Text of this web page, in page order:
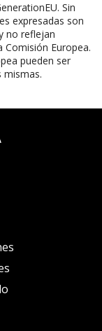
Sin
expresadas son
no reflejan
Comisión Europea.
pueden ser
mismas.